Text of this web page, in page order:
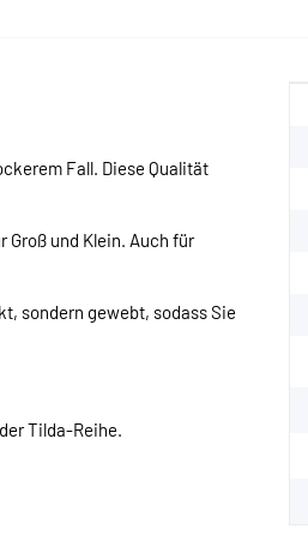
Fall. Diese Qualität
und Klein. Auch für
sondern gewebt, sodass Sie
Tilda-Reihe.